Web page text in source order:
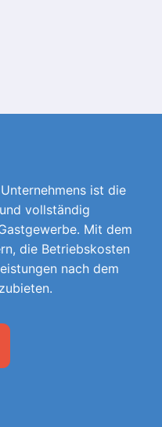
ist die
vollständig
Mit dem
die Betriebskosten
nach dem